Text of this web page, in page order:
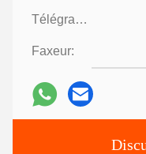
Télégramme:
Faxeur: